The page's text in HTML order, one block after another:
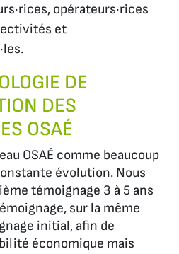
opérateurs·rices
et
DE
DES
OSAÉ
OSAÉ comme beaucoup
évolution. Nous
témoignage 3 à 5 ans
sur la même
initial, afin de
économique mais